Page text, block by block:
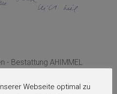
Webseite optimal zu